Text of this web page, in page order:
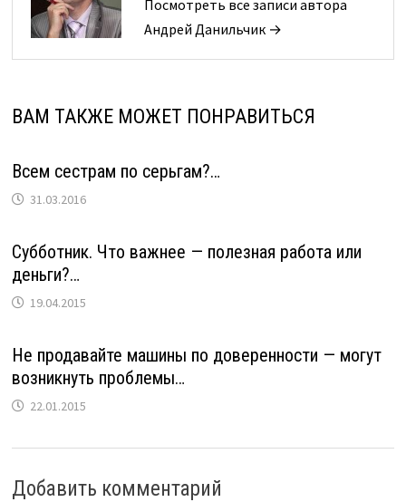
Посмотреть все записи автора
Андрей Данильчик →
ВАМ ТАКЖЕ МОЖЕТ ПОНРАВИТЬСЯ
Всем сестрам по серьгам?…
31.03.2016
Субботник. Что важнее — полезная работа или
деньги?…
19.04.2015
Не продавайте машины по доверенности — могут
возникнуть проблемы…
22.01.2015
Добавить комментарий